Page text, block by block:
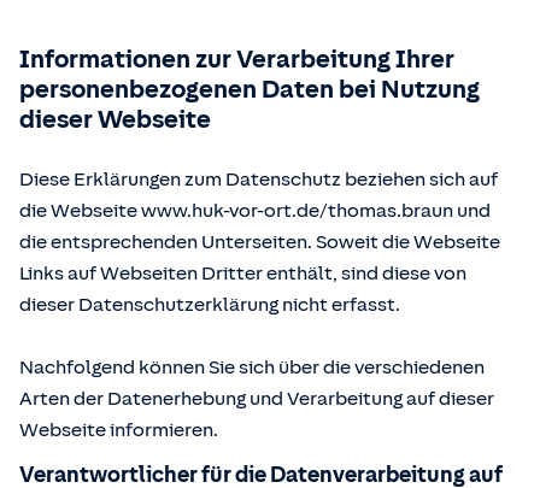
Informationen zur Verarbeitung Ihrer
personenbezogenen Daten bei Nutzung
dieser Webseite
Diese Erklärungen zum Datenschutz beziehen sich auf
die Webseite www.huk-vor-ort.de/thomas.braun und
die entsprechenden Unterseiten. Soweit die Webseite
Links auf Webseiten Dritter enthält, sind diese von
dieser Datenschutzerklärung nicht erfasst.
Nachfolgend können Sie sich über die verschiedenen
Arten der Datenerhebung und Verarbeitung auf dieser
Webseite informieren.
Verantwortlicher für die Datenverarbeitung auf